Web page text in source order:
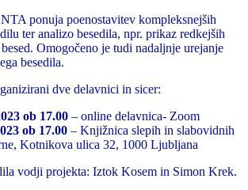
ponuja poenostavitev kompleksnejših
ter analizo besedila, npr. prikaz redkejših
Omogočeno je tudi nadaljnje urejanje
besedila.
dve delavnici in sicer:
ob 17.00 – online delavnica- Zoom
ob 17.00 – Knjižnica slepih in slabovidnih
Kotnikova ulica 32, 1000 Ljubljana
vodji projekta: Iztok Kosem in Simon Krek.